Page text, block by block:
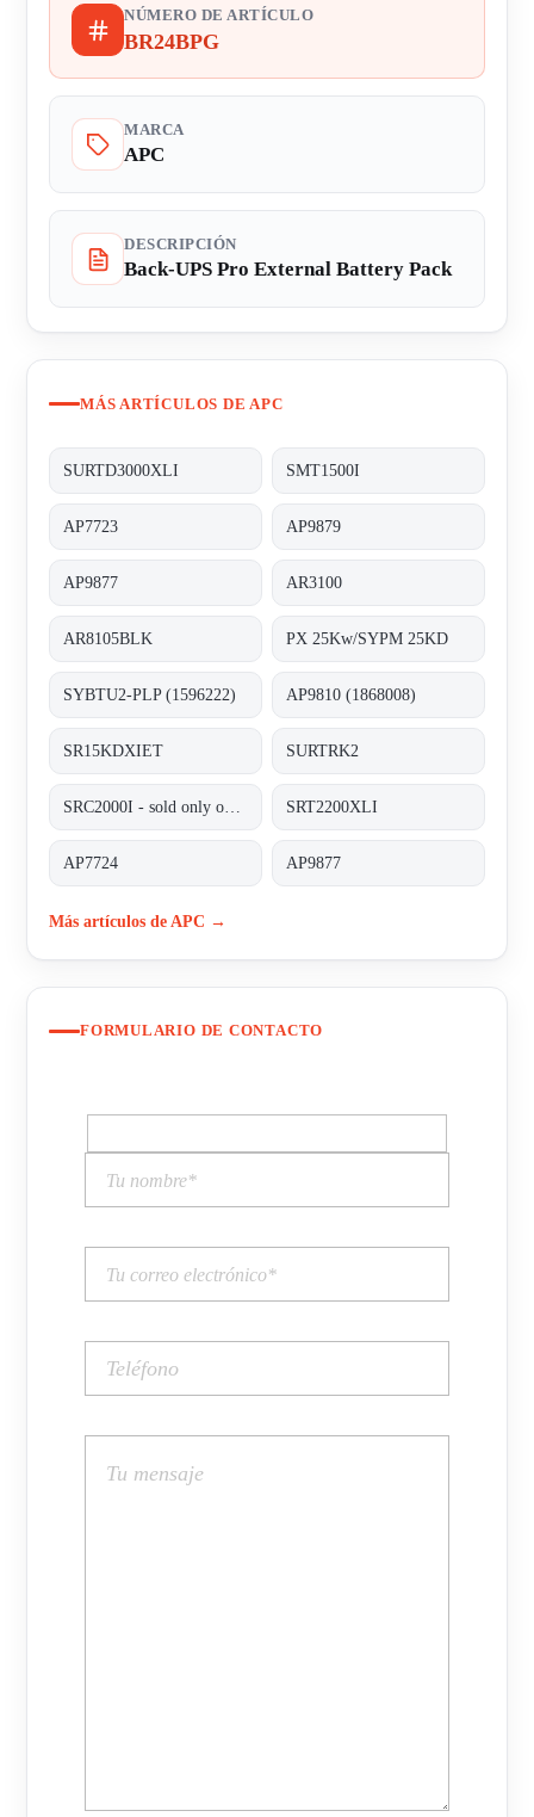
NÚMERO DE ARTÍCULO
BR24BPG
MARCA
APC
DESCRIPCIÓN
Back-UPS Pro External Battery Pack
MÁS ARTÍCULOS DE APC
SURTD3000XLI SMT1500I
AP7723 AP9879
AP9877 AR3100
AR8105BLK PX 25Kw/SYPM 25KD
SYBTU2-PLP (1596222) AP9810 (1868008)
SR15KDXIET SURTRK2
SRT2200XLI
AP7724 AP9877
Más artículos de APC →
FORMULARIO DE CONTACTO